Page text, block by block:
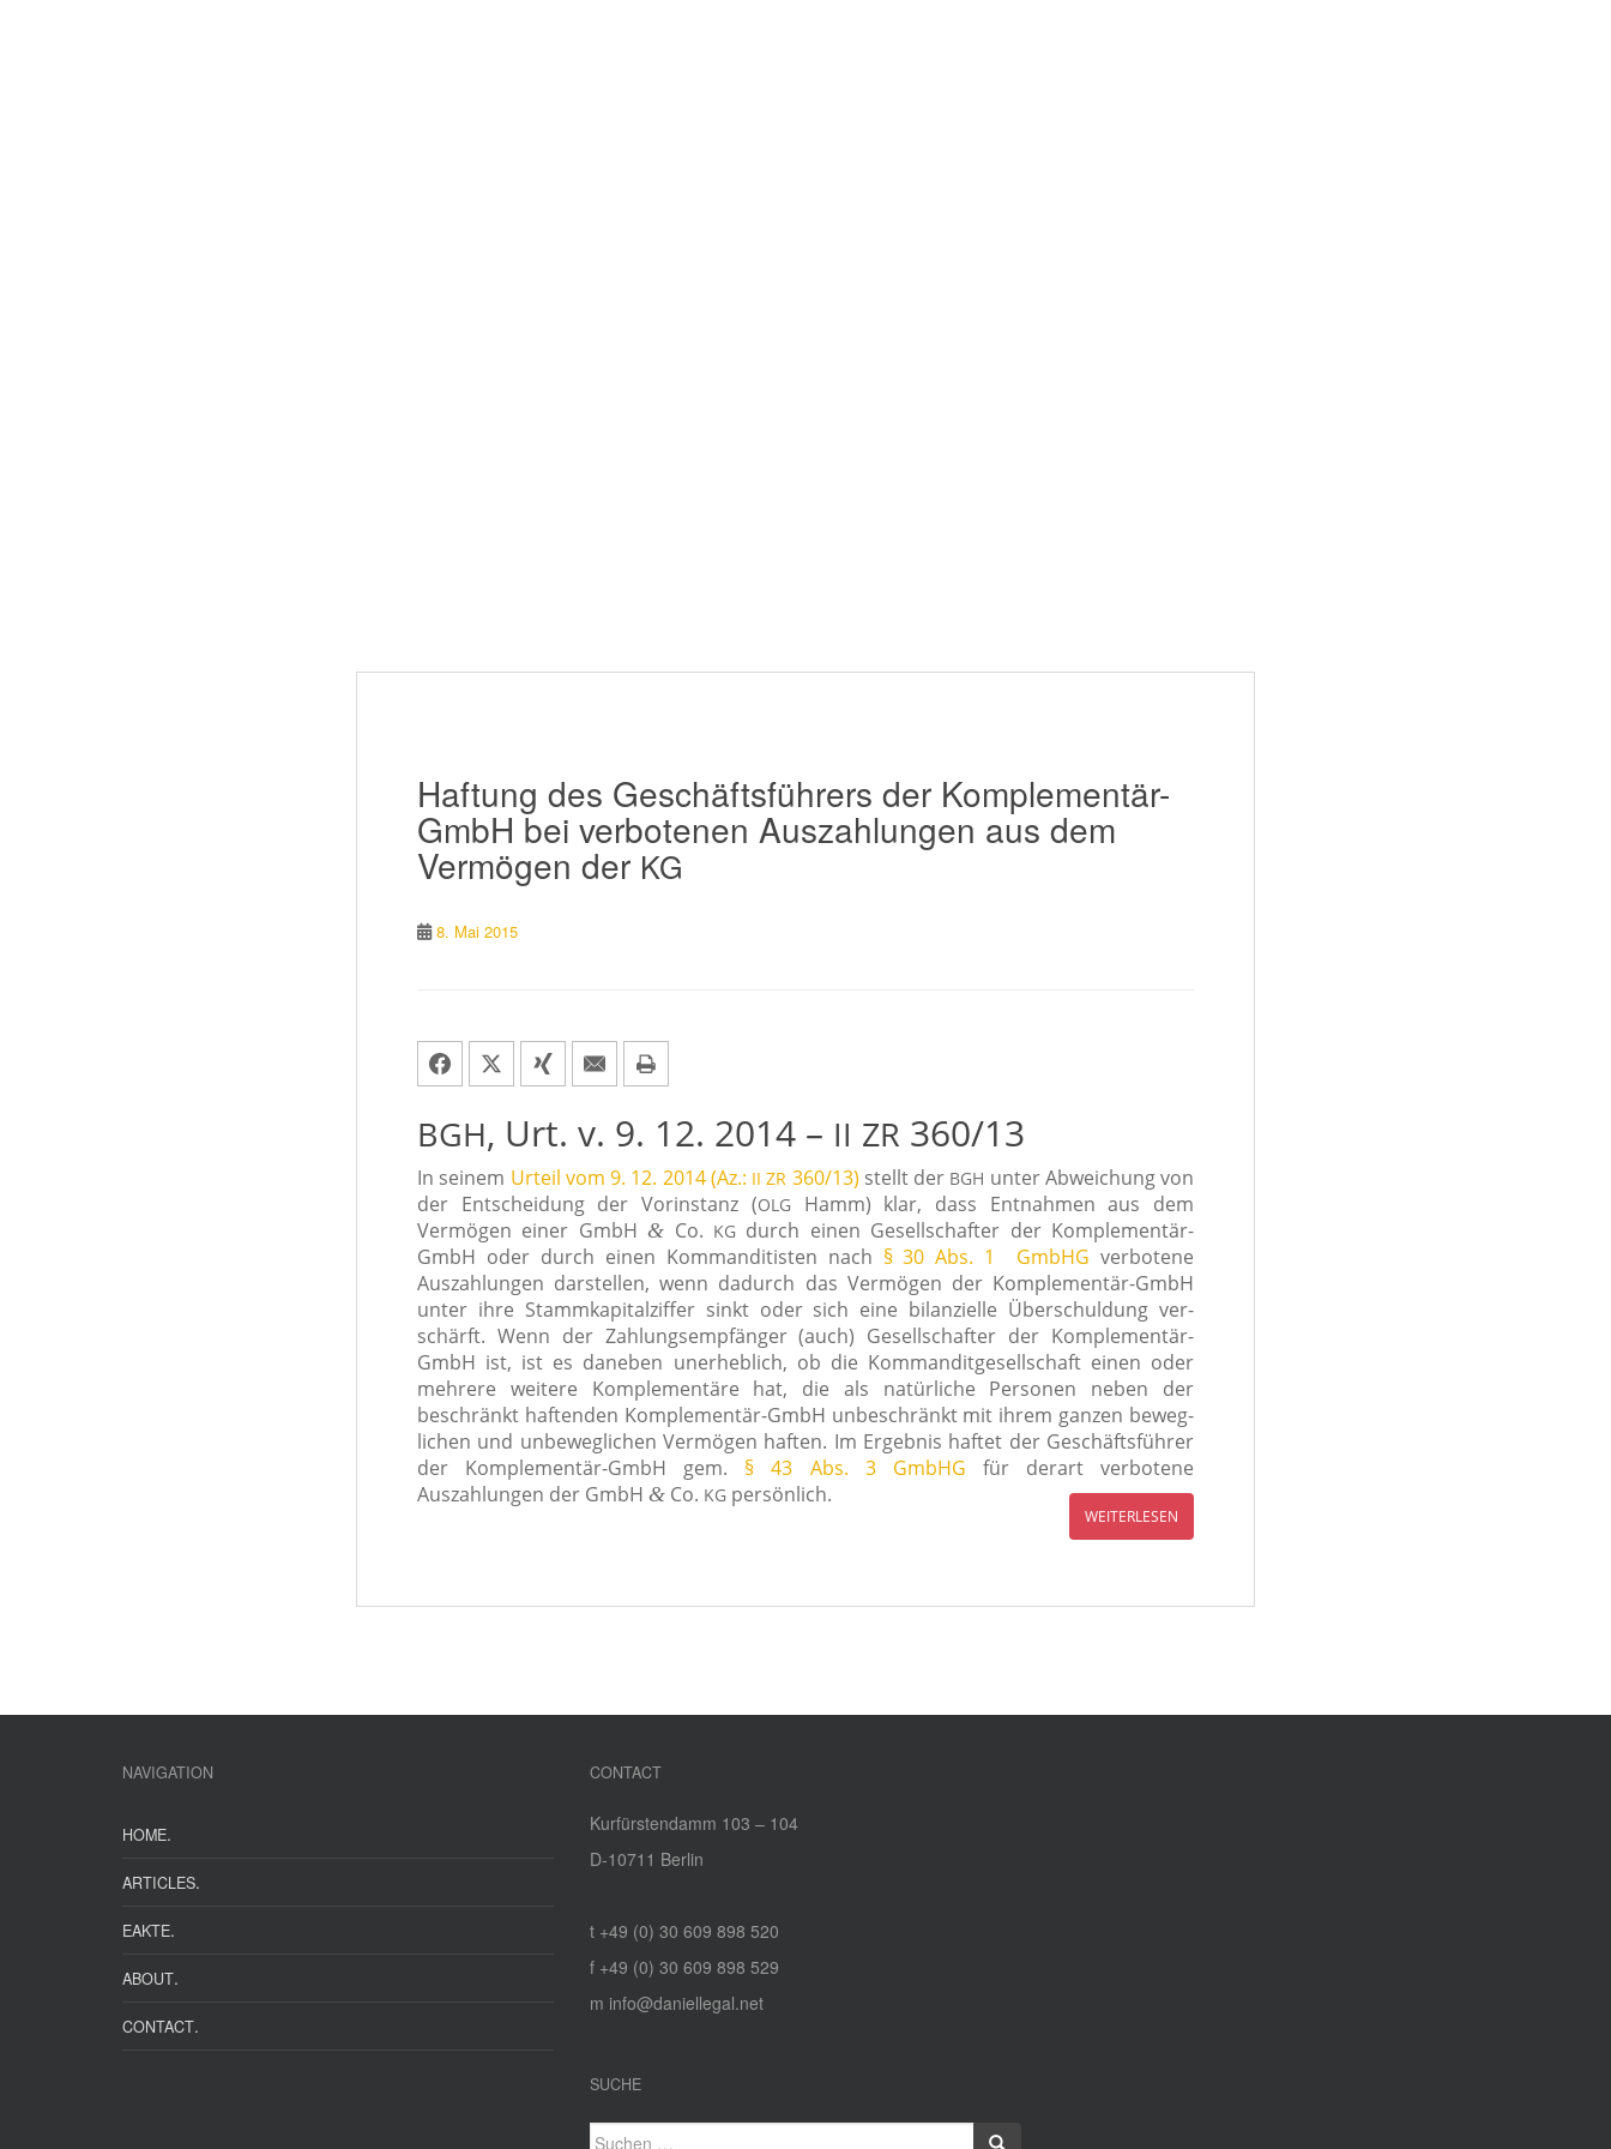
Haftung des Geschäftsführers der Komplementär-
GmbH bei ver­bo­te­nen Auszahlungen aus dem
Vermögen der KG
8. Mai 2015
BGH, Urt. v. 9. 12. 2014 – II ZR 360/13
In sei­nem Urteil vom 9. 12. 2014 (Az.: II ZR 360/13) stellt der BGH unter Abweichung von
der Entscheidung der Vorinstanz (OLGHamm) klar, dass Entnahmen aus dem
Vermögen einer GmbH& Co. KG durch einen Gesellschafter der Komplementär-
GmbH oder durch einen Kommanditisten nach § 30 Abs. 1 GmbHG ver­bo­te­ne
Auszahlungen dar­stel­len, wenn dadurch das Vermögen der Komplementär-GmbH
unter ihre Stammkapitalziffer sinkt oder sich eine bilan­zi­el­le Überschuldung ver­
schärft. Wenn der Zahlungsempfänger (auch) Gesellschafter der Komplementär-
GmbH ist, ist es dane­ben uner­heb­lich, ob die Kommanditgesellschaft einen oder
meh­re­re wei­te­re Komplementäre hat, die als natür­li­che Personen neben der
beschränkt haf­ten­den Komplementär-GmbH unbe­schränkt mit ihrem gan­zen beweg­
li­chen und unbe­weg­li­chen Vermögen haf­ten. Im Ergebnis haf­tet der Geschäftsführer
der Komplementär-GmbH gem. § 43 Abs. 3 GmbHG für der­art ver­bo­te­ne
Auszahlungen der GmbH & Co. KG per­sön­lich.
WEITERLESEN
NAVIGATION
HOME.
ARTICLES.
EAKTE.
ABOUT.
CONTACT.
CONTACT
Kurfürstendamm 103 – 104
D‑10711 Berlin
t +49 (0) 30 609 898 520
f +49 (0) 30 609 898 529
m info@daniellegal.net
SUCHE
Suchen